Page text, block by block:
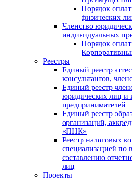
Порядок
физических
Членство
индивидуальных
Порядок
Реестры
Единый реестр
консультантов,
Единый реестр
юридических лиц и
предпринимателей
Единый реестр
организаций,
«ПНК»
Реестр налоговых
специализацией по
составлению
лиц
Проекты